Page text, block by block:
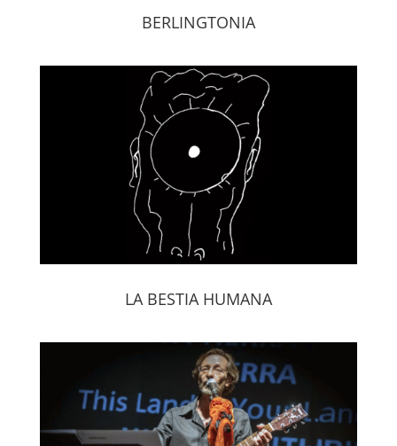
BERLINGTONIA
LA BESTIA HUMANA